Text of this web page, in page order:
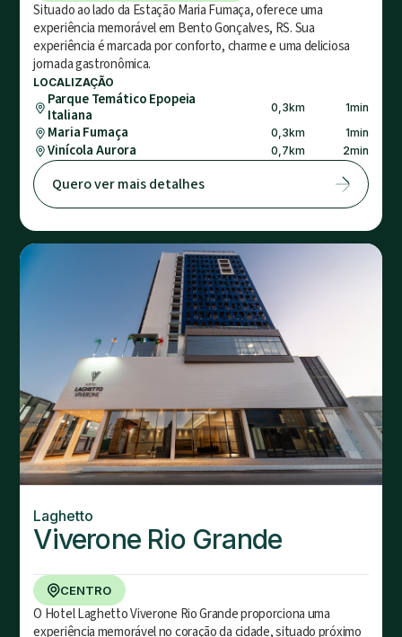
Situado ao lado da Estação Maria Fumaça, oferece uma
experiência memorável em Bento Gonçalves, RS. Sua
experiência é marcada por conforto, charme e uma deliciosa
jornada gastronômica.
LOCALIZAÇÃO
Parque Temático Epopeia
Italiana
0,3km 1min
Maria Fumaça 0,3km 1min
Vinícola Aurora 0,7km 2min
Quero ver mais detalhes
Laghetto
Viverone Rio Grande
CENTRO
O Hotel Laghetto Viverone Rio Grande proporciona uma
experiência memorável no coração da cidade, situado próximo